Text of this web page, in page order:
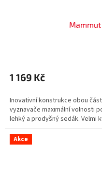
Mammut
1 169 Kč
Inovativní konstrukce obou
vyznavače maximální volnosti
lehký a prodyšný sedák. Velmi
Akce